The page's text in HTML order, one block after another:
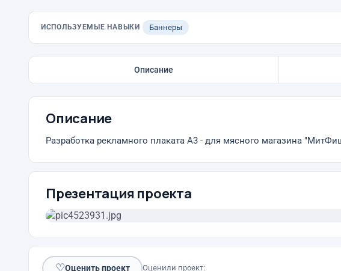
ИСПОЛЬЗУЕМЫЕ НАВЫКИ Баннеры
Описание
Описание
Разработка рекламного плаката А3 - для мясного магазина
Презентация проекта
♡Оценить проект Оценили проект: